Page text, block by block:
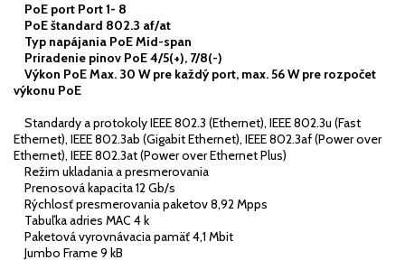
PoE port Port 1- 8
PoE štandard 802.3 af/at
Typ napájania PoE Mid-span
Priradenie pinov PoE 4/5(+), 7/8(-)
Výkon PoE Max. 30 W pre každý port, max. 56 W pre rozpočet
výkonu PoE
Standardy a protokoly IEEE 802.3 (Ethernet), IEEE 802.3u (Fast
Ethernet), IEEE 802.3ab (Gigabit Ethernet), IEEE 802.3af (Power over
Ethernet), IEEE 802.3at (Power over Ethernet Plus)
Režim ukladania a presmerovania
Prenosová kapacita 12 Gb/s
Rýchlosť presmerovania paketov 8,92 Mpps
Tabuľka adries MAC 4 k
Paketová vyrovnávacia pamäť 4,1 Mbit
Jumbo Frame 9 kB